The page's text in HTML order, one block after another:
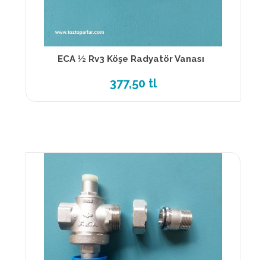
ECA ½ Rv3 Köşe Radyatör Vanası
377,50 tl